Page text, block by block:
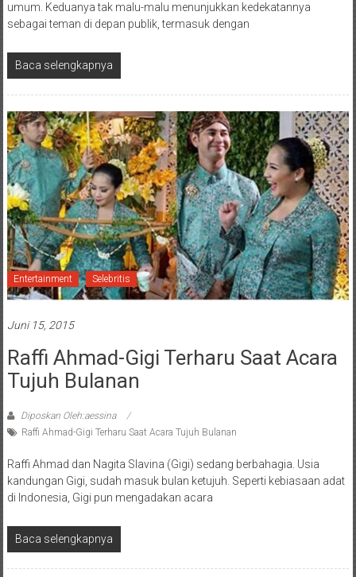
umum. Keduanya tak malu-malu menunjukkan kedekatannya
sebagai teman di depan publik, termasuk dengan
Baca selengkapnya
Entertainment Selebritis
Juni 15, 2015
Raffi Ahmad-Gigi Terharu Saat Acara
Tujuh Bulanan
Diposkan Oleh:aessina
Raffi Ahmad-Gigi Terharu Saat Acara Tujuh Bulanan
Raffi Ahmad dan Nagita Slavina (Gigi) sedang berbahagia. Usia
kandungan Gigi, sudah masuk bulan ketujuh. Seperti kebiasaan adat
di Indonesia, Gigi pun mengadakan acara
Baca selengkapnya